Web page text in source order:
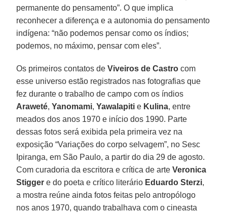
permanente do pensamento”. O que implica
reconhecer a diferença e a autonomia do pensamento
indígena: “não podemos pensar como os índios;
podemos, no máximo, pensar com eles”.
Os primeiros contatos deViveiros de Castro com
esse universo estão registrados nas fotografias que
fez durante o trabalho de campo com os índios
Araweté,Yanomami,Yawalapiti e Kulina, entre
meados dos anos 1970 e início dos 1990. Parte
dessas fotos será exibida pela primeira vez na
exposição “Variações do corpo selvagem”, no Sesc
Ipiranga, em São Paulo, a partir do dia 29 de agosto.
Com curadoria da escritora e crítica de arteVeronica
Stigger e do poeta e crítico literário Eduardo Sterzi,
a mostra reúne ainda fotos feitas pelo antropólogo
nos anos 1970, quando trabalhava com o cineasta